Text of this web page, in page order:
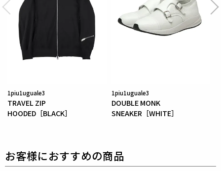
1piu1uguale3
TRAVEL ZIP
HOODED［BLACK］
1piu1uguale3
DOUBLE MONK
SNEAKER［WHITE］